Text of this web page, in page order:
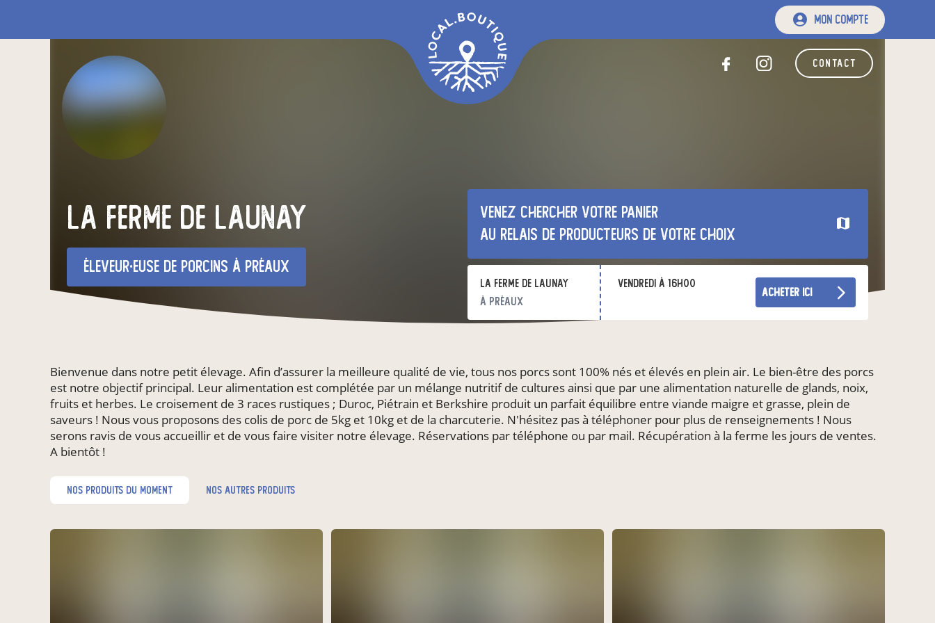
mon compte
contact
La Ferme de Launay
éleveur·euse de porcins à Préaux
Venez chercher votre panier
au relais de producteurs de votre choix
La Ferme de Launay
à Préaux
vendredi à 16h00
acheter ici
Bienvenue dans notre petit élevage. Afin d’assurer la meilleure qualité de vie, tous nos porcs sont 100% nés et élevés en plein air. Le bien-être des porcs
est notre objectif principal. Leur alimentation est complétée par un mélange nutritif de cultures ainsi que par une alimentation naturelle de glands, noix,
fruits et herbes. Le croisement de 3 races rustiques ; Duroc, Piétrain et Berkshire produit un parfait équilibre entre viande maigre et grasse, plein de
saveurs ! Nous vous proposons des colis de porc de 5kg et 10kg et de la charcuterie. N'hésitez pas à téléphoner pour plus de renseignements ! Nous
serons ravis de vous accueillir et de vous faire visiter notre élevage. Réservations par téléphone ou par mail. Récupération à la ferme les jours de ventes.
A bientôt !
nos produits du moment nos autres produits